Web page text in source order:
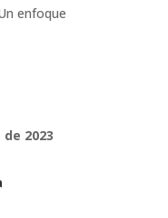
enfoque
2023